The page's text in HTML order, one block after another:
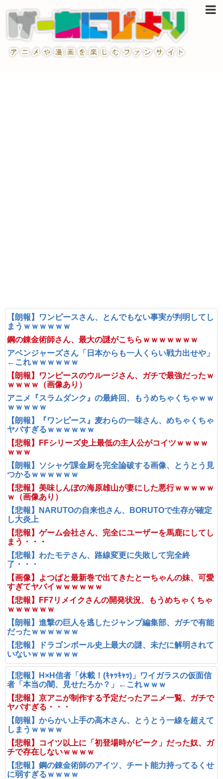
【朗報】ワンピースさん、とんでもない事実が判明してし
まうｗｗｗｗｗｗ
鋼の錬金術師さん、最大の謎がこちらｗｗｗｗｗｗｗ
アベンジャーズさん「日本からも一人くらい戦力出せや」
←これｗｗｗｗｗｗ
【朗報】ワンピースのウルージさん、ガチで最強だったｗ
ｗｗｗｗ（画像あり）
アニメ『スラムダンク』の最終回、もうめちゃくちゃｗｗ
ｗｗｗｗｗ
【朗報】『ワンピース』麦わらの一味さん、めちゃくちゃ
ヤバすぎるｗｗｗｗｗｗ
【悲報】FFシリーズ史上最低の主人公がコイツｗｗｗｗ
ｗｗｗ
【朗報】ソシャゲ課金厨を完全論破する画像、とうとう見
つかるｗｗｗｗｗｗ
【悲報】美味しんぼの海原雄山が妻にした悪行ｗｗｗｗｗ
ｗ（画像あり）
【悲報】NARUTOの自来也さん、BORUTOで生存が確定
し大炎上
【悲報】ゲーム会社さん、完全にユーザーを馬鹿にしてし
まう・・・
【悲報】わたモテさん、路線変更に失敗して完全終
了・・・
【画像】よつばと最新巻で出てきたとーちゃんの妹、可愛
すぎてヤバイｗｗｗｗｗｗ
【悲報】FF7リメイクさんの開発状況、もうめちゃくちゃ
ｗｗｗｗｗｗ
【朗報】進撃の巨人を逃したジャンプ編集部、ガチで有能
だったｗｗｗｗｗｗ
【悲報】ドラゴンボール史上最大の謎、未だに解明されて
いないｗｗｗｗｗｗ
【悲報】H×H信者「休載！(ｷｬｯｷｬｯ)」ワイガラスの仮面信
者「本当の闇、見せたろか？」←これｗｗｗ
【悲報】京アニが制作する予定だったアニメ一覧、ガチで
ヤバすぎる・・・
【朗報】からかい上手の高木さん、とうとう一線を超えて
しまうｗｗｗｗ
【悲報】コイツ以上に「初登場時がピーク」だった奴、ガ
チで存在しないｗｗｗｗ
【悲報】鋼の錬金術師のアイツ、チート能力持ってるくせ
に弱すぎるｗｗｗｗ